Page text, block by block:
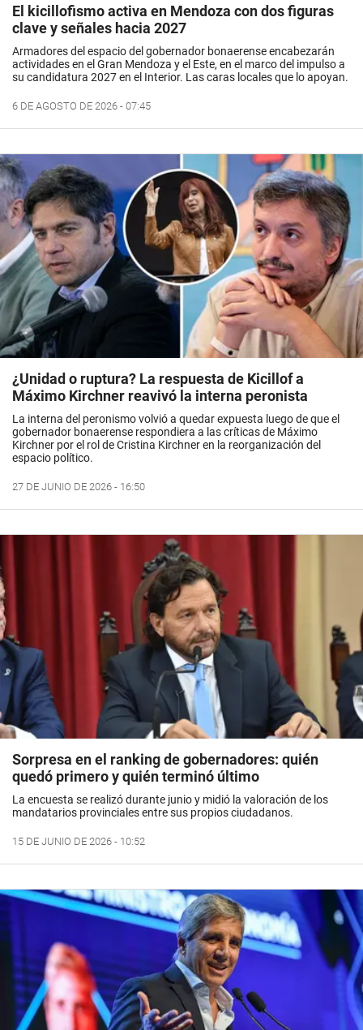
El kicillofismo activa en Mendoza con dos figuras
clave y señales hacia 2027
Armadores del espacio del gobernador bonaerense encabezarán
actividades en el Gran Mendoza y el Este, en el marco del impulso a
su candidatura 2027 en el Interior. Las caras locales que lo apoyan.
6 DE AGOSTO DE 2026 - 07:45
¿Unidad o ruptura? La respuesta de Kicillof a
Máximo Kirchner reavivó la interna peronista
La interna del peronismo volvió a quedar expuesta luego de que el
gobernador bonaerense respondiera a las críticas de Máximo
Kirchner por el rol de Cristina Kirchner en la reorganización del
espacio político.
27 DE JUNIO DE 2026 - 16:50
Sorpresa en el ranking de gobernadores: quién
quedó primero y quién terminó último
La encuesta se realizó durante junio y midió la valoración de los
mandatarios provinciales entre sus propios ciudadanos.
15 DE JUNIO DE 2026 - 10:52